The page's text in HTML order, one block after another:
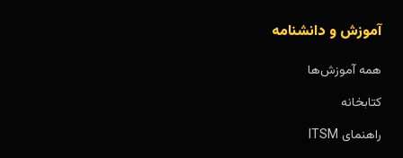
آموزش و دانشنامه
همه آموزش‌ها
کتابخانه
راهنمای ITSM